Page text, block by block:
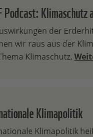
Klimaschutz
der
wir raus aus der
Klimaschutz.
Klimapolitik
Klimapolitik